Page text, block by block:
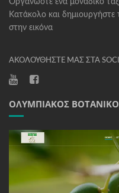
Οργανώστε ένα μοναδικό
Κατάκολο και δημιουργήστε
στην εικόνα
ΑΚΟΛΟΥΘΉΣΤΕ ΜΑΣ ΣΤΑ
ΟΛΥΜΠΙΑΚΌΣ